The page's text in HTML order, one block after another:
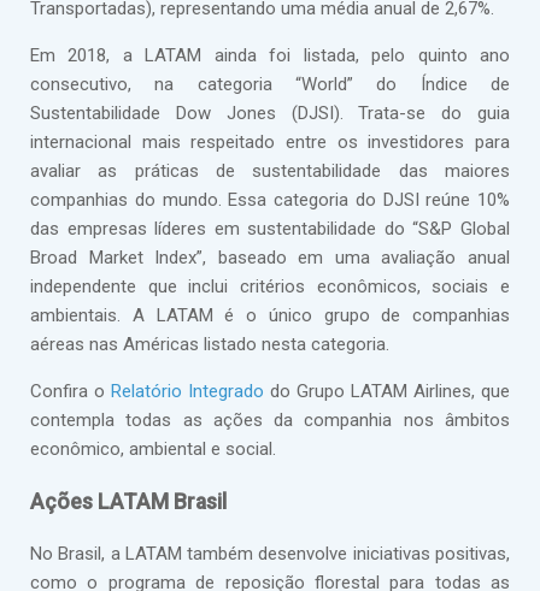
Transportadas), representando uma média anual de 2,67%.
Em 2018, a LATAM ainda foi listada, pelo quinto ano
consecutivo, na categoria “World” do Índice de
Sustentabilidade Dow Jones (DJSI). Trata-se do guia
internacional mais respeitado entre os investidores para
avaliar as práticas de sustentabilidade das maiores
companhias do mundo. Essa categoria do DJSI reúne 10%
das empresas líderes em sustentabilidade do “S&P Global
Broad Market Index”, baseado em uma avaliação anual
independente que inclui critérios econômicos, sociais e
ambientais. A LATAM é o único grupo de companhias
aéreas nas Américas listado nesta categoria.
Confira o Relatório Integrado do Grupo LATAM Airlines, que
contempla todas as ações da companhia nos âmbitos
econômico, ambiental e social.
Ações LATAM Brasil
No Brasil, a LATAM também desenvolve iniciativas positivas,
como o programa de reposição florestal para todas as